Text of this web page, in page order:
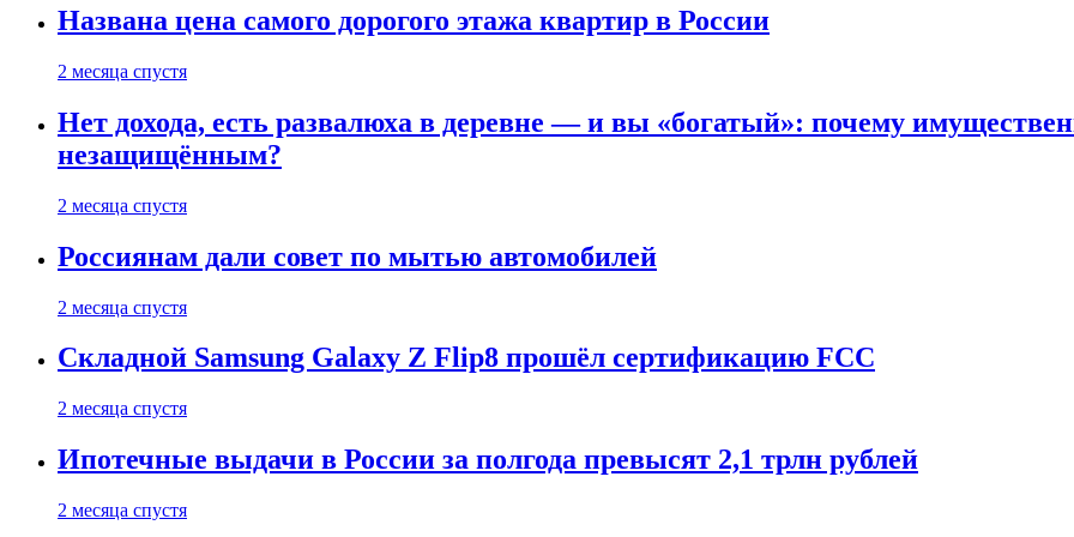
Названа цена самого дорогого этажа квартир в России
2 месяца спустя
Нет дохода, есть развалюха в деревне — и вы «богатый»: почему
незащищённым?
2 месяца спустя
Россиянам дали совет по мытью автомобилей
2 месяца спустя
Складной Samsung Galaxy Z Flip8 прошёл сертификацию FCC
2 месяца спустя
Ипотечные выдачи в России за полгода превысят 2,1 трлн рублей
2 месяца спустя